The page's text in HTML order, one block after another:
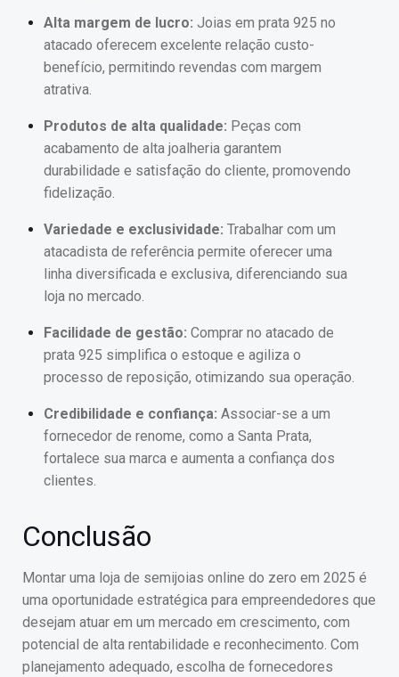
Alta margem de lucro: Joias em prata 925 no
atacado oferecem excelente relação custo-
benefício, permitindo revendas com margem
atrativa.
Produtos de alta qualidade: Peças com
acabamento de alta joalheria garantem
durabilidade e satisfação do cliente, promovendo
fidelização.
Variedade e exclusividade: Trabalhar com um
atacadista de referência permite oferecer uma
linha diversificada e exclusiva, diferenciando sua
loja no mercado.
Facilidade de gestão: Comprar no atacado de
prata 925 simplifica o estoque e agiliza o
processo de reposição, otimizando sua operação.
Credibilidade e confiança: Associar-se a um
fornecedor de renome, como a Santa Prata,
fortalece sua marca e aumenta a confiança dos
clientes.
Conclusão
Montar uma loja de semijoias online do zero em 2025 é
uma oportunidade estratégica para empreendedores que
desejam atuar em um mercado em crescimento, com
potencial de alta rentabilidade e reconhecimento. Com
planejamento adequado, escolha de fornecedores